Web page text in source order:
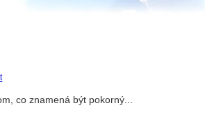
co znamená být pokorný...